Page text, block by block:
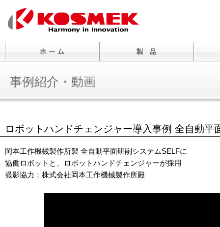
事例紹介・動画
ロボットハンドチェンジャー導入事例 全自動平
岡本工作機械製作所製 全自動平面研削システムSELFに
協働ロボットと、ロボットハンドチェンジャーが採用
撮影協力：株式会社岡本工作機械製作所殿